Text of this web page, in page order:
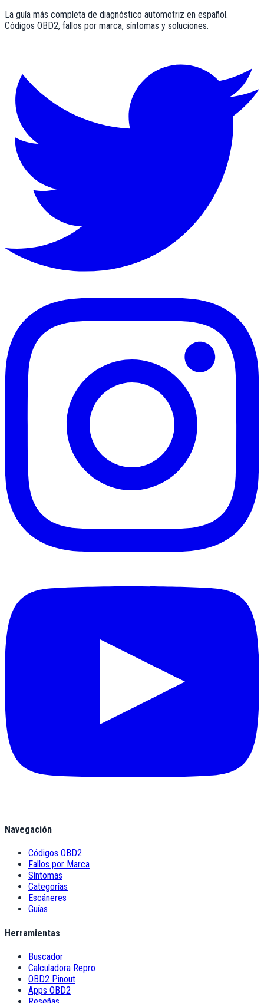
La guía más completa de diagnóstico automotriz en español.
Códigos OBD2, fallos por marca, síntomas y soluciones.
Navegación
Códigos OBD2
Fallos por Marca
Síntomas
Categorías
Escáneres
Guías
Herramientas
Buscador
Calculadora Repro
OBD2 Pinout
Apps OBD2